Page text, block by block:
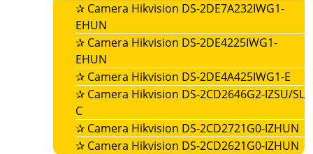
✰ Camera Hikvision DS-2DE7A232IWG1-
EHUN
✰ Camera Hikvision DS-2DE4225IWG1-
EHUN
✰ Camera Hikvision DS-2DE4A425IWG1-E
✰ Camera Hikvision DS-2CD2646G2-IZSU/SL
C
✰ Camera Hikvision DS-2CD2721G0-IZHUN
✰ Camera Hikvision DS-2CD2621G0-IZHUN